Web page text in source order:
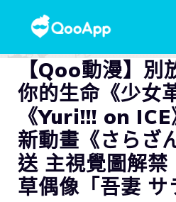
【Qoo動漫】別
你的生命《少女
《Yuri!!! on
新動畫《さらざ
送 主視覺圖解禁
草偶像「吾妻 サ